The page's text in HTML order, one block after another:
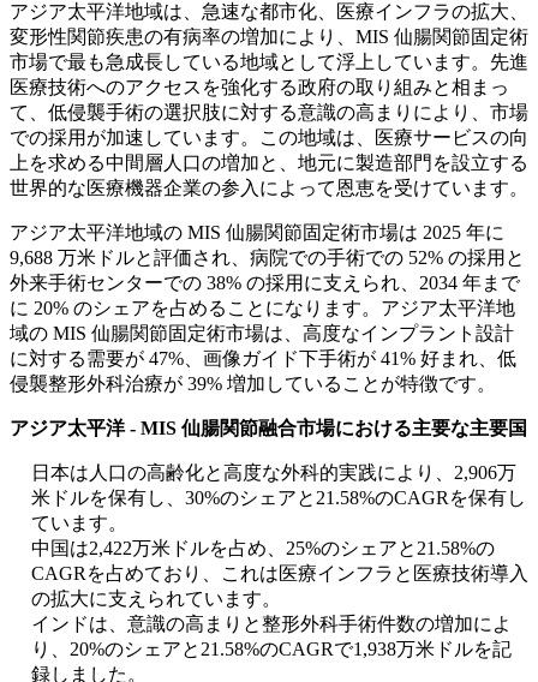
アジア太平洋地域は、急速な都市化、医療インフラの拡大、
変形性関節疾患の有病率の増加により、MIS 仙腸関節固定術
市場で最も急成長している地域として浮上しています。先進
医療技術へのアクセスを強化する政府の取り組みと相まっ
て、低侵襲手術の選択肢に対する意識の高まりにより、市場
での採用が加速しています。この地域は、医療サービスの向
上を求める中間層人口の増加と、地元に製造部門を設立する
世界的な医療機器企業の参入によって恩恵を受けています。
アジア太平洋地域の MIS 仙腸関節固定術市場は 2025 年に
9,688 万米ドルと評価され、病院での手術での 52% の採用と
外来手術センターでの 38% の採用に支えられ、2034 年まで
に 20% のシェアを占めることになります。アジア太平洋地
域の MIS 仙腸関節固定術市場は、高度なインプラント設計
に対する需要が 47%、画像ガイド下手術が 41% 好まれ、低
侵襲整形外科治療が 39% 増加していることが特徴です。
アジア太平洋 - MIS 仙腸関節融合市場における主要な主要国
日本は人口の高齢化と高度な外科的実践により、2,906万
米ドルを保有し、30%のシェアと21.58%のCAGRを保有し
ています。
中国は2,422万米ドルを占め、25%のシェアと21.58%の
CAGRを占めており、これは医療インフラと医療技術導入
の拡大に支えられています。
インドは、意識の高まりと整形外科手術件数の増加によ
り、20%のシェアと21.58%のCAGRで1,938万米ドルを記
録しました。